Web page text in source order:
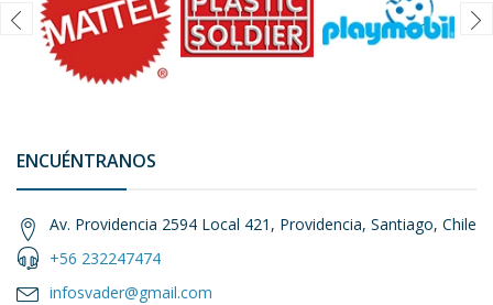
ENCUÉNTRANOS
Av. Providencia 2594 Local 421, Providencia, Santiago, Chile
+56 232247474
infosvader@gmail.com